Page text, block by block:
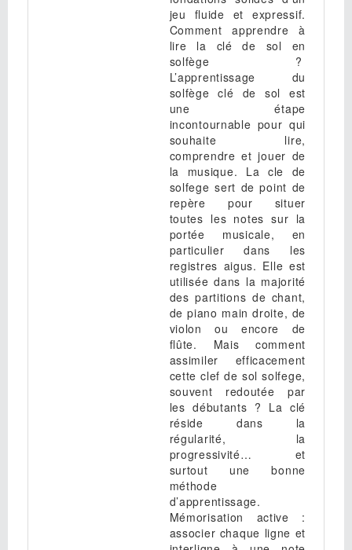
jeu fluide et expressif.
Comment apprendre à
lire la clé de sol en
solfège ?
L’apprentissage du
solfège clé de sol est
une étape
incontournable pour qui
souhaite lire,
comprendre et jouer de
la musique. La cle de
solfege sert de point de
repère pour situer
toutes les notes sur la
portée musicale, en
particulier dans les
registres aigus. Elle est
utilisée dans la majorité
des partitions de chant,
de piano main droite, de
violon ou encore de
flûte. Mais comment
assimiler efficacement
cette clef de sol solfege,
souvent redoutée par
les débutants ? La clé
réside dans la
régularité, la
progressivité… et
surtout une bonne
méthode
d’apprentissage.
Mémorisation active :
associer chaque ligne et